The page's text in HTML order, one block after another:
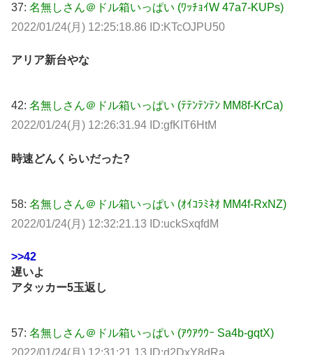
37: 名無しさん＠ドル箱いっぱい (ﾜｯﾁｮｲW 47a7-KUPs)
2022/01/24(月) 12:25:18.86 ID:KTcOJPU50
アリア新台やな
42: 名無しさん＠ドル箱いっぱい (ﾃﾃﾝﾃﾝﾃﾝ MM8f-KrCa)
2022/01/24(月) 12:26:31.94 ID:gfKIT6HtM
時速どんくらいだった?
58: 名無しさん＠ドル箱いっぱい (ｵｲｺﾗﾐﾈｵ MM4f-RxNZ)
2022/01/24(月) 12:32:21.13 ID:uckSxqfdM
>>42
遅いよ
アタッカー5玉返し
57: 名無しさん＠ドル箱いっぱい (ｱｳｱｳｳｰ Sa4b-gqtX)